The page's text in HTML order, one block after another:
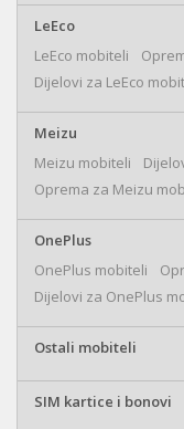
LeEco
LeEco mobiteli
Dijelovi za LeEco
Meizu
Meizu mobiteli
Oprema za Meizu
OnePlus
OnePlus mobiteli
Dijelovi za OnePlus
Ostali mobiteli
SIM kartice i bonovi